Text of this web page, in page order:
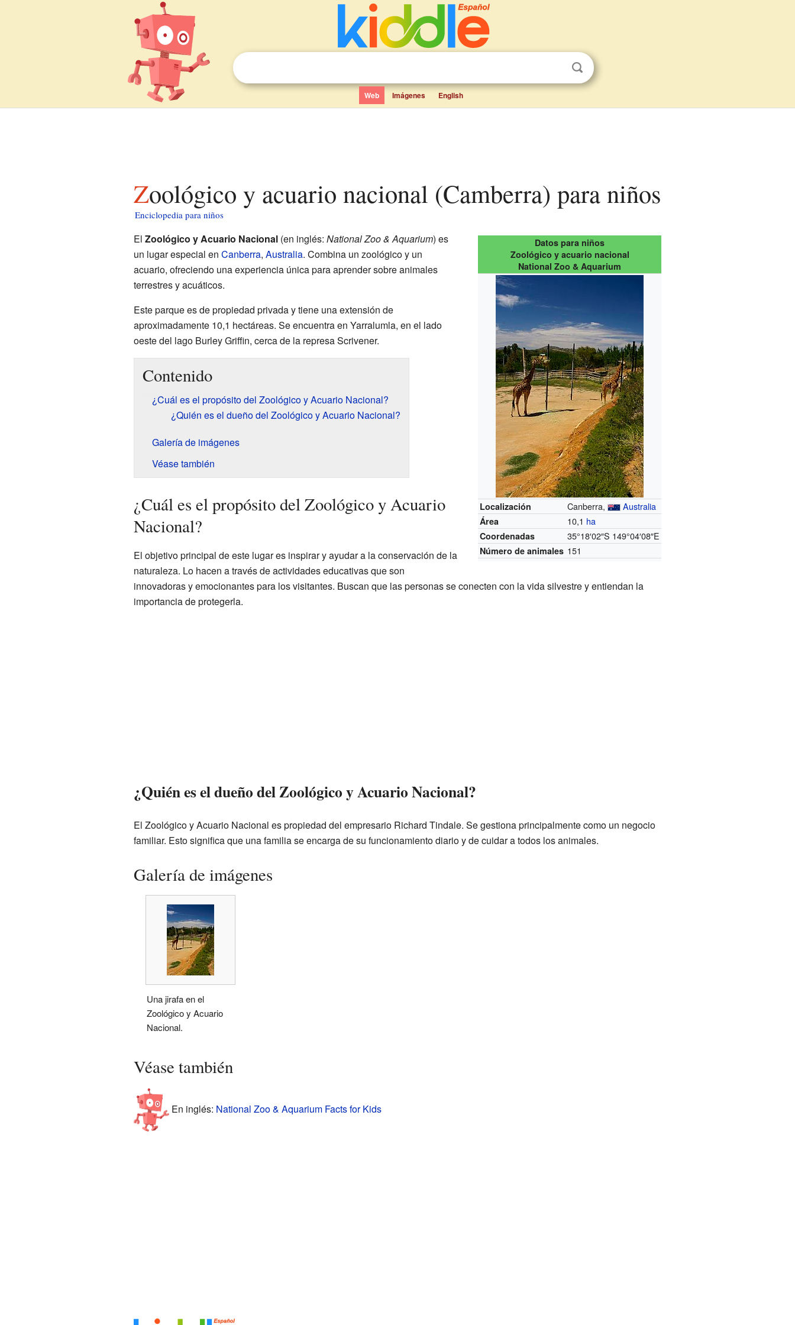
Web Imágenes English
Zoológico y acuario nacional (Camberra) para niños
Enciclopedia para niños
Datos para niños
Zoológico y acuario nacional
National Zoo & Aquarium
Localización Canberra, Australia
Área 10,1 ha
Coordenadas 35°18′02″S 149°04′08″E
Número de animales 151
El Zoológico y Acuario Nacional(en inglés: National Zoo & Aquarium) es
un lugar especial en Canberra, Australia. Combina un zoológico y un
acuario, ofreciendo una experiencia única para aprender sobre animales
terrestres y acuáticos.
Este parque es de propiedad privada y tiene una extensión de
aproximadamente 10,1 hectáreas. Se encuentra en Yarralumla, en el lado
oeste del lago Burley Griffin, cerca de la represa Scrivener.
Contenido
¿Cuál es el propósito del Zoológico y Acuario Nacional?
¿Quién es el dueño del Zoológico y Acuario Nacional?
Galería de imágenes
Véase también
¿Cuál es el propósito del Zoológico y Acuario
Nacional?
El objetivo principal de este lugar es inspirar y ayudar a la conservación de la
naturaleza. Lo hacen a través de actividades educativas que son
innovadoras y emocionantes para los visitantes. Buscan que las personas se conecten con la vida silvestre y entiendan la
importancia de protegerla.
¿Quién es el dueño del Zoológico y Acuario Nacional?
El Zoológico y Acuario Nacional es propiedad del empresario Richard Tindale. Se gestiona principalmente como un negocio
familiar. Esto significa que una familia se encarga de su funcionamiento diario y de cuidar a todos los animales.
Galería de imágenes
Una jirafa en el
Zoológico y Acuario
Nacional.
Véase también
En inglés: National Zoo & Aquarium Facts for Kids